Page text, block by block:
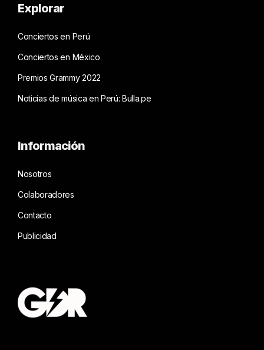
Explorar
Conciertos en Perú
Conciertos en México
Premios Grammy 2022
Noticias de música en Perú: Bulla.pe
Información
Nosotros
Colaboradores
Contacto
Publicidad